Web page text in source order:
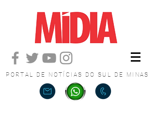
PORTAL DE NOTÍCIAS DO SUL DE MINAS